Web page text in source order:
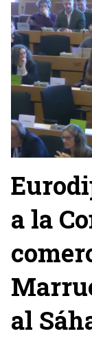
a la
al